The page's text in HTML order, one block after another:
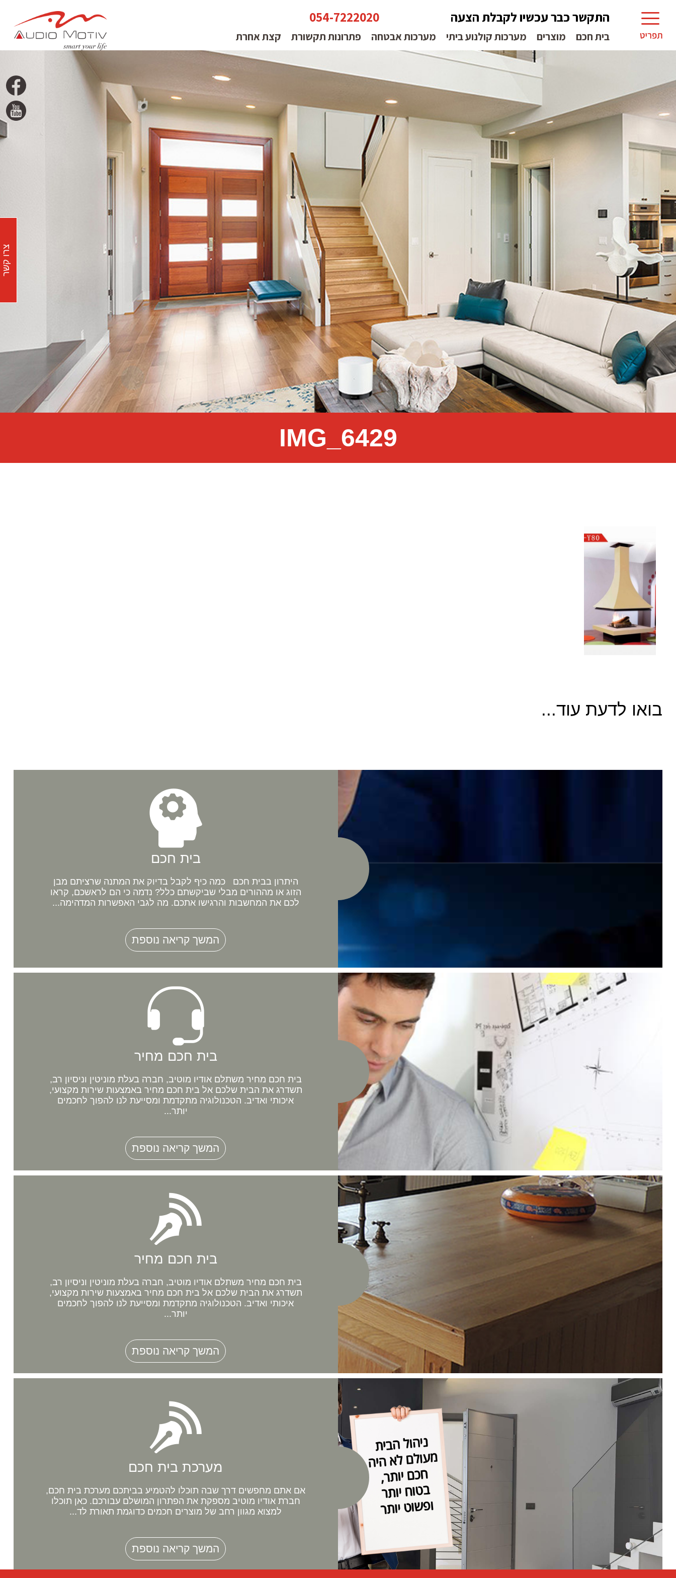
התקשר כבר עכשיו לקבלת הצעה 054-7222020
בית חכם מוצרים מערכות קולנוע ביתי מערכות אבטחה פתרונות תקשורת קצת אחרת
IMG_6429
בואו לדעת עוד...
בית חכם
היתרון בבית חכם כמה כיף לקבל בדיוק את המתנה שרציתם מבן
הזוג או מההורים מבלי שביקשתם כלל? נדמה כי הם לראשכם, קראו
לכם את המחשבות והרגישו אתכם. מה לגבי האפשרות המדהימה...
המשך קריאה נוספת
בית חכם מחיר
בית חכם מחיר משתלם אודיו מוטיב, חברה בעלת מוניטין וניסיון רב,
תשדרג את הבית שלכם אל בית חכם מחיר באמצעות שירות מקצועי,
איכותי ואדיב. הטכנולוגיה מתקדמת ומסייעת לנו להפוך לחכמים
יותר...
המשך קריאה נוספת
בית חכם מחיר
בית חכם מחיר משתלם אודיו מוטיב, חברה בעלת מוניטין וניסיון רב,
תשדרג את הבית שלכם אל בית חכם מחיר באמצעות שירות מקצועי,
איכותי ואדיב. הטכנולוגיה מתקדמת ומסייעת לנו להפוך לחכמים
יותר...
המשך קריאה נוספת
מערכת בית חכם
אם אתם מחפשים דרך שבה תוכלו להטמיע בביתכם מערכת בית חכם,
חברת אודיו מוטיב מספקת את הפתרון המושלם עבורכם. כאן תוכלו
למצוא מגוון רחב של מוצרים חכמים כדוגמת תאורת לד...
המשך קריאה נוספת
צרו קשר